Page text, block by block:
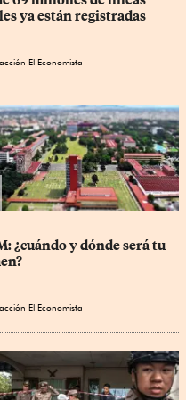
ya están registradas
El Economista
¿cuándo y dónde será tu
El Economista